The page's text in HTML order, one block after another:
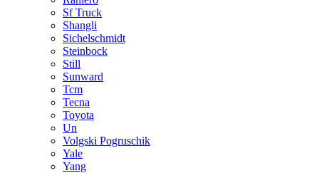
Sf Truck
Shangli
Sichelschmidt
Steinbock
Still
Sunward
Tcm
Tecna
Toyota
Un
Volgski Pogruschik
Yale
Yang